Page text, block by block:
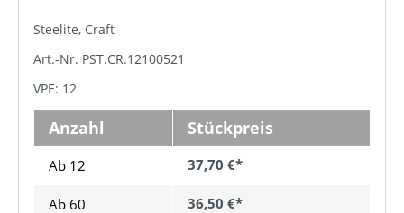
Steelite, Craft
Art.-Nr. PST.CR.12100521
VPE: 12
Anzahl Stückpreis
Ab 12 37,70 €*
Ab 60 36,50 €*